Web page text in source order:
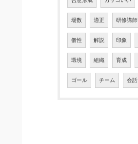
場数 適正 研修講師
個性 解説 印象
環境 組織 育成
ゴール チーム 会話